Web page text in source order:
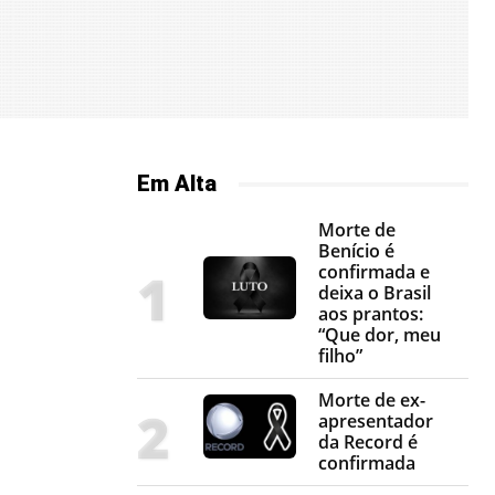
Em Alta
Morte de
Benício é
confirmada e
deixa o Brasil
aos prantos:
“Que dor, meu
filho”
Morte de ex-
apresentador
da Record é
confirmada